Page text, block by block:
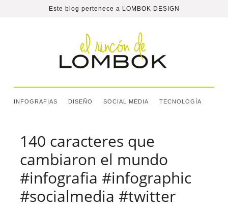
Este blog pertenece a LOMBOK DESIGN
INFOGRAFIAS DISEÑO SOCIAL MEDIA TECNOLOGÍA
140 caracteres que
cambiaron el mundo
#infografia #infographic
#socialmedia #twitter